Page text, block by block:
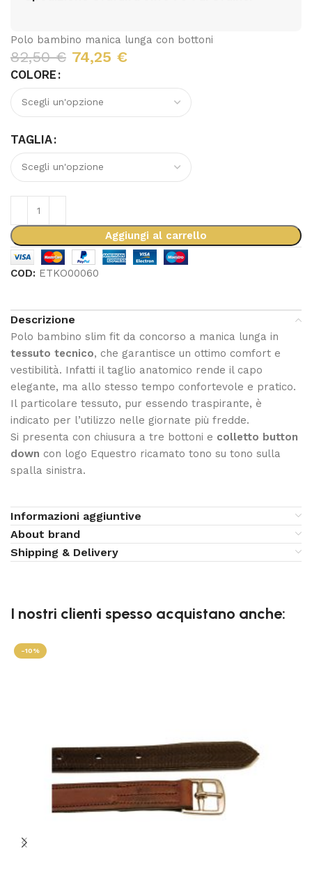
Polo bambino manica lunga con bottoni
82,50€ 74,25 €
COLORE
TAGLIA
Aggiungi al carrello
COD: ETKO00060
Descrizione
Polo bambino slim fit da concorso a manica lunga in
tessuto tecnico, che garantisce un ottimo comfort e
vestibilità. Infatti il taglio anatomico rende il capo
elegante, ma allo stesso tempo confortevole e pratico.
Il particolare tessuto, pur essendo traspirante, è
indicato per l’utilizzo nelle giornate più fredde.
Si presenta con chiusura a tre bottoni e colletto button
down con logo Equestro ricamato tono su tono sulla
spalla sinistra.
Informazioni aggiuntive
About brand
Shipping & Delivery
I nostri clienti spesso acquistano anche:
-10%